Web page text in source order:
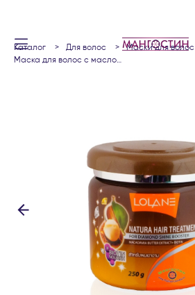
каталог для волос
маски для волос
маска для волос с маслом макадамии питание и бриллиантовый блеск hair treatment for nourishing & diamond shaine booster lolane nature